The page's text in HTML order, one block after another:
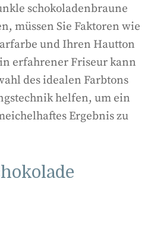
schokoladenbraune
müssen Sie Faktoren wie
und Ihren Hautton
erfahrener Friseur kann
des idealen Farbtons
helfen, um ein
Ergebnis zu